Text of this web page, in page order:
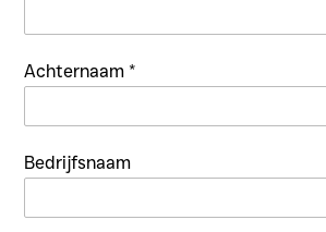
Achternaam *
Bedrijfsnaam